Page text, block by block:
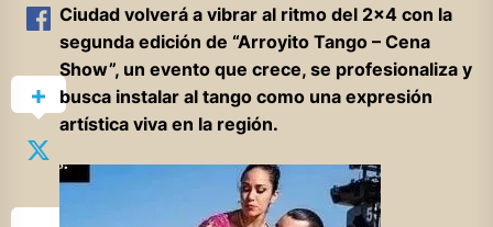
Ciudad volverá a vibrar al ritmo del 2×4 con la
segunda edición de “Arroyito Tango – Cena
Show”, un evento que crece, se profesionaliza y
busca instalar al tango como una expresión
artística viva en la región.